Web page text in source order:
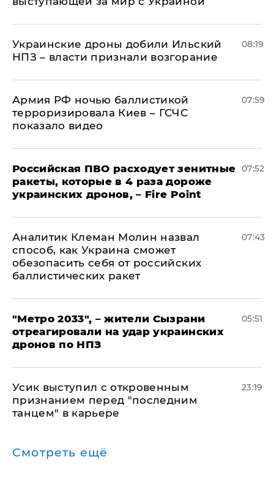
Украинские дроны добили Ильский
НПЗ – власти признали возгорание
08:19
Армия РФ ночью баллистикой
терроризировала Киев – ГСЧС
показало видео
07:59
Российская ПВО расходует зенитные
ракеты, которые в 4 раза дороже
украинских дронов, – Fire Point
07:52
Аналитик Клеман Молин назвал
способ, как Украина сможет
обезопасить себя от российских
баллистических ракет
07:43
"Метро 2033", – жители Сызрани
отреагировали на удар украинских
дронов по НПЗ
05:51
Усик выступил с откровенным
признанием перед "последним
танцем" в карьере
23:19
Смотреть ещё